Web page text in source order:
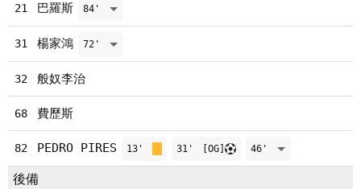
21 巴羅斯 84'
31 楊家鴻 72'
32 般奴李治
68 費歷斯
82 PEDRO PIRES 13' 31' [OG] 46'
後備